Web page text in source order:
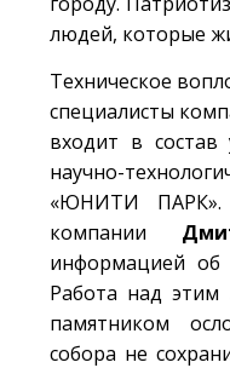
людей, которые
Техническое
специалисты
входит в состав
научно-
«ЮНИТИ ПАРК».
компании
информацией об
Работа над этим
памятником
собора не